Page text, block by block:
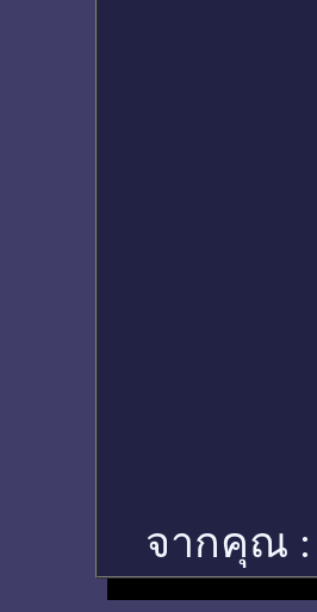
จากคุณ :